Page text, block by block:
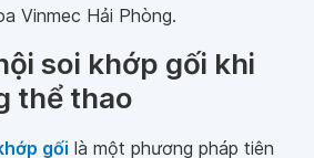
Vinmec Hải Phòng.
soi khớp gối khi
thể thao
gối là một phương pháp tiên